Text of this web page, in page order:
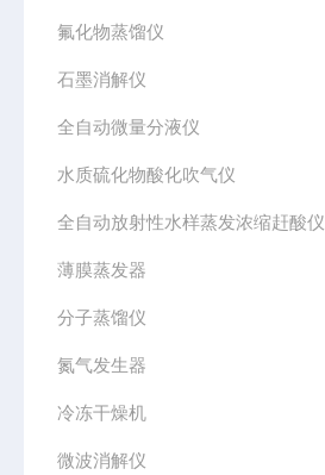
氟化物蒸馏仪
石墨消解仪
全自动微量分液仪
水质硫化物酸化吹气仪
全自动放射性水样蒸发浓缩赶酸仪
薄膜蒸发器
分子蒸馏仪
氮气发生器
冷冻干燥机
微波消解仪